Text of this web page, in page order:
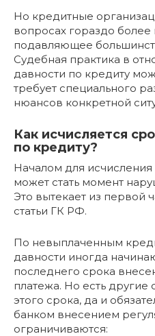
Но кредитные
вопросах гораздо
подавляющее
Судебная практика в
давности по кредиту
требует специального
нюансов конкретной
Как исчисляется
по кредиту?
Началом для
может стать момент
Это вытекает из первой
статьи ГК РФ.
По невыплаченным
давности иногда
последнего срока
платежа. Но есть другие
этого срока, да и
банком внесением
ограничиваются: